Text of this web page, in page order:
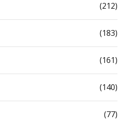
(212)
(183)
(161)
(140)
(77)